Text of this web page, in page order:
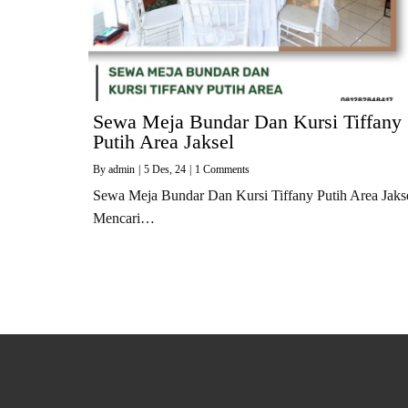
Sewa Meja Bundar Dan Kursi Tiffany
Putih Area Jaksel
By admin 5 Des, 24 1 Comments
Sewa Meja Bundar Dan Kursi Tiffany Putih Area
Mencari…